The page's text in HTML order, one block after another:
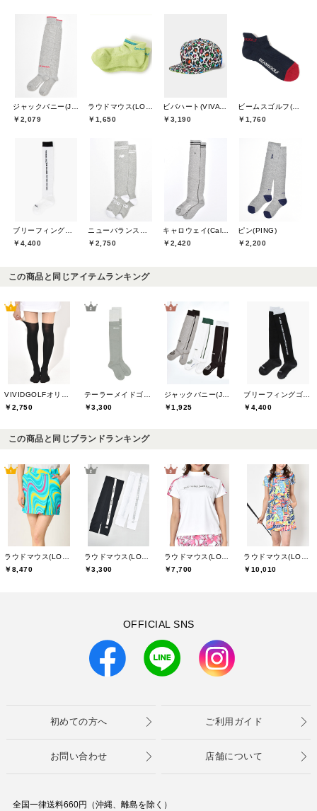
￥2,079
￥1,650
￥3,190
￥1,760
￥4,400
￥2,750
￥2,420
ピン(PING)
￥2,200
この商品と同じアイテムランキング
￥2,750
￥3,300
￥1,925
￥4,400
この商品と同じブランドランキング
￥8,470
￥3,300
￥7,700
￥10,010
OFFICIAL SNS
初めての方へ ご利用ガイド
お問い合わせ 店舗について
全国一律送料660円（沖縄、離島を除く）